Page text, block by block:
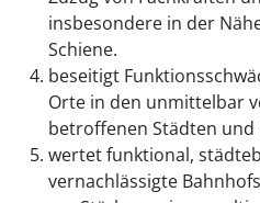
insbesondere in der
Schiene.
beseitigt
Orte in den unmittelbar
betroffenen Städten und
wertet funktional,
vernachlässigte